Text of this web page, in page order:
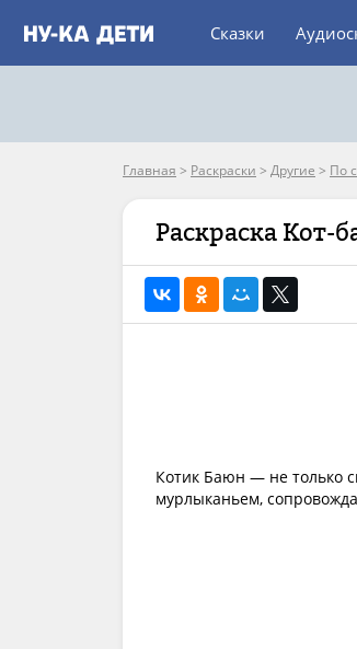
Сказки
Главная > Раскраски > Другие > По
Раскраска Кот-
Котик Баюн — не только
мурлыканьем,